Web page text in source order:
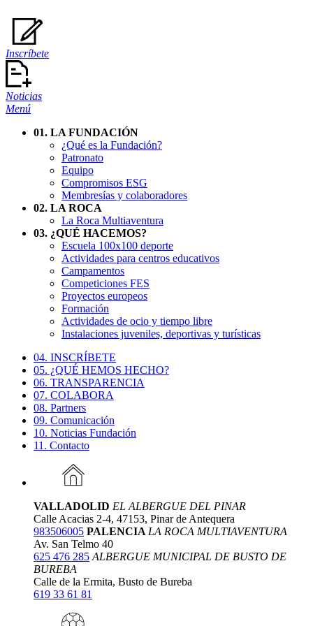
Inscríbete
Noticias
Menú
01. LA FUNDACIÓN
¿Qué es la Fundación?
Patronato
Equipo
Compromisos ESG
Membresías y colaboradores
02. LA ROCA
La Roca Multiaventura
03. ¿QUÉ HACEMOS?
Escuela 100x100 deporte
Actividades para centros educativos
Campamentos
Competiciones FES
Proyectos europeos
Formación
Actividades de ocio y tiempo libre
Instalaciones juveniles, deportivas y turísticas
04. INSCRÍBETE
05. ¿QUÉ HEMOS HECHO?
06. TRANSPARENCIA
07. COLABORA
08. Partners
09. Comunicación
10. Noticias Fundación
11. Contacto
VALLADOLID EL ALBERGUE DEL PINAR
Calle Acacias 2-4, 47153, Pinar de Antequera
983506005 PALENCIA LA ROCA MULTIAVENTURA
Av. San Telmo 40
625 476 285 ALBERGUE MUNICIPAL DE BUSTO DE
BUREBA
Calle de la Ermita, Busto de Bureba
619 33 61 81